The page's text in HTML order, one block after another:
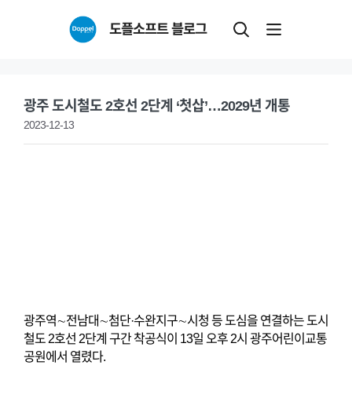
도플소프트 블로그
광주 도시철도 2호선 2단계 ‘첫삽’…2029년 개통
2023-12-13
광주역∼전남대∼첨단·수완지구∼시청 등 도심을 연결하는 도시
철도 2호선 2단계 구간 착공식이 13일 오후 2시 광주어린이교통
공원에서 열렸다.